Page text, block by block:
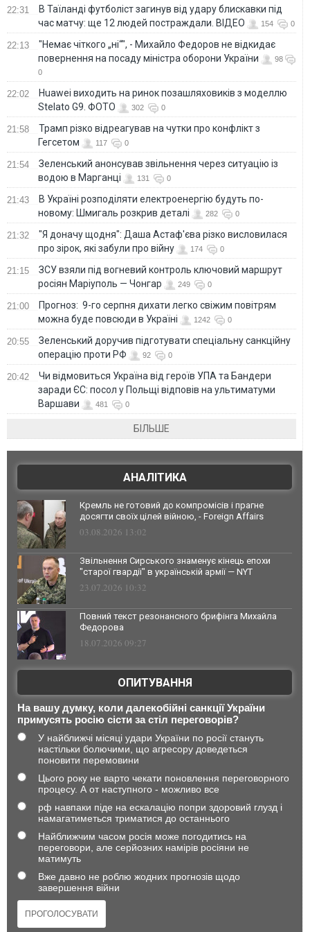
22:31
В Таїланді футболіст загинув від удару блискавки під
час матчу: ще 12 людей постраждали. ВІДЕО
154 0
22:13
"Немає чіткого „ні“", - Михайло Федоров не відкидає
повернення на посаду міністра оборони України
98
0
22:02
Huawei виходить на ринок позашляховиків з моделлю
Stelato G9. ФОТО
302 0
21:58
Трамп різко відреагував на чутки про конфлікт з
Гегсетом
117 0
21:54
Зеленський анонсував звільнення через ситуацію із
водою в Марганці
131 0
21:43
В Україні розподіляти електроенергію будуть по-
новому: Шмигаль розкрив деталі
282 0
21:32
"Я доначу щодня": Даша Астаф'єва різко висловилася
про зірок, які забули про війну
174 0
21:15
ЗСУ взяли під вогневий контроль ключовий маршрут
росіян Маріуполь — Чонгар
249 0
21:00
Прогноз: 9-го серпня дихати легко свіжим повітрям
можна буде повсюди в Україні
1242 0
20:55
Зеленський доручив підготувати спеціальну санкційну
операцію проти РФ
92 0
20:42
Чи відмовиться Україна від героїв УПА та Бандери
заради ЄС: посол у Польщі відповів на ультиматуми
Варшави
481 0
БІЛЬШЕ
АНАЛІТИКА
Кремль не готовий до компромісів і прагне
досягти своїх цілей війною, - Foreign Affairs
03.08.2026 13:02
Звільнення Сирського знаменує кінець епохи
"старої гвардії" в українській армії — NYT
23.07.2026 10:32
Повний текст резонансного брифінга Михайла
Федорова
18.07.2026 09:27
ОПИТУВАННЯ
На вашу думку, коли далекобійні санкції України
примусять росію сісти за стіл переговорів?
У найближчі місяці удари України по росії стануть
настільки болючими, що агресору доведеться
поновити перемовини
Цього року не варто чекати поновлення переговорного
процесу. А от наступного - можливо все
рф навпаки піде на ескалацію попри здоровий глузд і
намагатиметься триматися до останнього
Найближчим часом росія може погодитись на
переговори, але серйозних намірів росіяни не
матимуть
Вже давно не роблю жодних прогнозів щодо
завершення війни